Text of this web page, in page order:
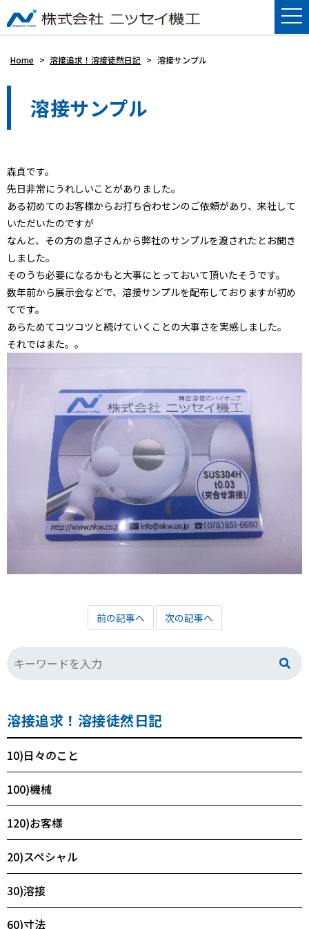
Home > 溶接追求！溶接徒然日記 > 溶接サンプル
溶接サンプル
森貞です。
先日非常にうれしいことがありました。
ある初めてのお客様からお打ち合わせンのご依頼があり、来社して
いただいたのですが
なんと、その方の息子さんから弊社のサンプルを渡されたとお聞き
しました。
そのうち必要になるかもと大事にとっておいて頂いたそうです。
数年前から展示会などで、溶接サンプルを配布しておりますが初め
てです。
あらためてコツコツと続けていくことの大事さを実感しました。
それではまた。。
前の記事へ 次の記事へ
溶接追求！溶接徒然日記
10)日々のこと
100)機械
120)お客様
20)スペシャル
30)溶接
60)寸法